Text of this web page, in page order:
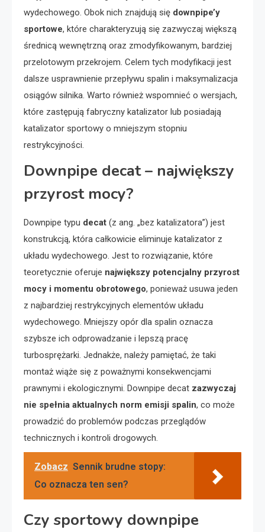
wydechowego. Obok nich znajdują się downpipe’y
sportowe, które charakteryzują się zazwyczaj większą
średnicą wewnętrzną oraz zmodyfikowanym, bardziej
przelotowym przekrojem. Celem tych modyfikacji jest
dalsze usprawnienie przepływu spalin i maksymalizacja
osiągów silnika. Warto również wspomnieć o wersjach,
które zastępują fabryczny katalizator lub posiadają
katalizator sportowy o mniejszym stopniu
restrykcyjności.
Downpipe decat – największy
przyrost mocy?
Downpipe typu decat (z ang. „bez katalizatora”) jest
konstrukcją, która całkowicie eliminuje katalizator z
układu wydechowego. Jest to rozwiązanie, które
teoretycznie oferuje największy potencjalny przyrost
mocy i momentu obrotowego, ponieważ usuwa jeden
z najbardziej restrykcyjnych elementów układu
wydechowego. Mniejszy opór dla spalin oznacza
szybsze ich odprowadzanie i lepszą pracę
turbosprężarki. Jednakże, należy pamiętać, że taki
montaż wiąże się z poważnymi konsekwencjami
prawnymi i ekologicznymi. Downpipe decat zazwyczaj
nie spełnia aktualnych norm emisji spalin, co może
prowadzić do problemów podczas przeglądów
technicznych i kontroli drogowych.
Zobacz Sennik brudne stopy:
Co oznacza ten sen?
Czy sportowy downpipe